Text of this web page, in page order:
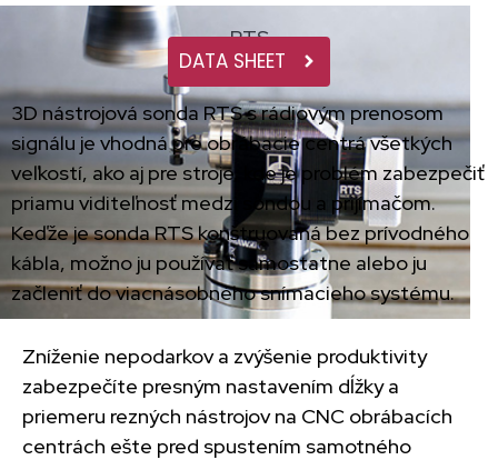
3D nástrojová sonda RTS s rádiovým prenosom
signálu je vhodná pre obrábacie centrá všetkých
veľkostí, ako aj pre stroje, kde je problém zabezpečiť
priamu viditeľnosť medzi sondou a prijímačom.
Keďže je sonda RTS konštruovaná bez prívodného
kábla, možno ju používať samostatne alebo ju
začleniť do viacnásobného snímacieho systému.
RTS
DATA SHEET
Zníženie nepodarkov a zvýšenie produktivity
zabezpečíte presným nastavením dĺžky a
priemeru rezných nástrojov na CNC obrábacích
centrách ešte pred spustením samotného